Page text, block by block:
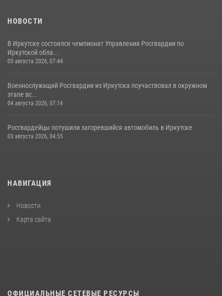
НОВОСТИ
В Иркутске состоялся чемпионат Управления Росгвардии по
Иркутской обла...
05 августа 2026, 07:44
Военнослужащий Росгвардии из Иркутска поучаствовал в окружном
этапе вс...
04 августа 2026, 07:14
Росгвардейцы потушили загоревшийся автомобиль в Иркутске
03 августа 2026, 04:55
НАВИГАЦИЯ
Новости
Карта сайта
ОФИЦИАЛЬНЫЕ СЕТЕВЫЕ РЕСУРСЫ